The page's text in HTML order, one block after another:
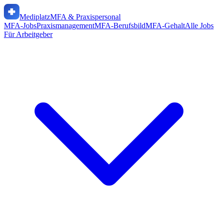
MediplatzMFA & Praxispersonal
MFA-JobsPraxismanagementMFA-BerufsbildMFA-GehaltAlle Jobs
Für Arbeitgeber